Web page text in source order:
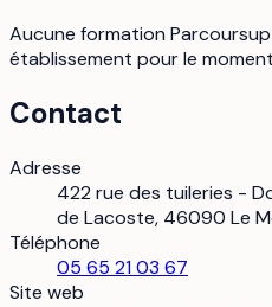
Aucune formation
établissement pour le
Contact
Adresse
422 rue des tuileries -
de Lacoste, 46090 Le
Téléphone
05 65 21 03 67
Site web